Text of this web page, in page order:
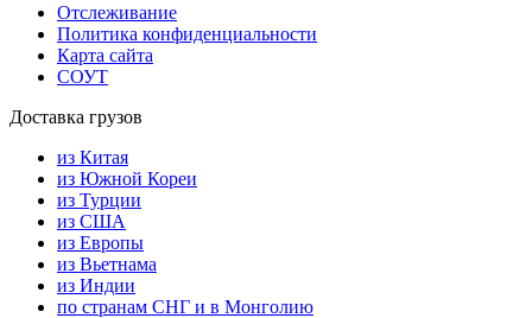
Отслеживание
Политика конфиденциальности
Карта сайта
СОУТ
Доставка грузов
из Китая
из Южной Кореи
из Турции
из США
из Европы
из Вьетнама
из Индии
по странам СНГ и в Монголию